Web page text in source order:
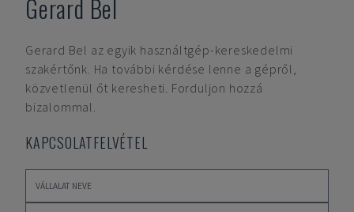
Gerard Bel
Gerard Bel az egyik használtgép-kereskedelmi
szakértőnk. Ha további kérdése lenne a gépről,
közvetlenül őt keresheti. Forduljon hozzá
bizalommal.
KAPCSOLATFELVÉTEL